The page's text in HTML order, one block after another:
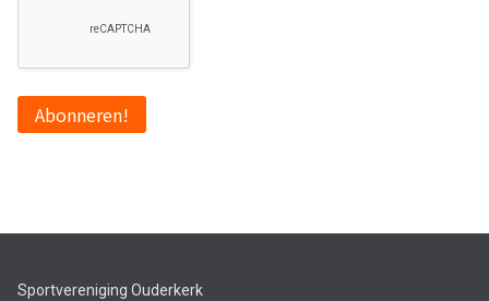
Sportvereniging Ouderkerk